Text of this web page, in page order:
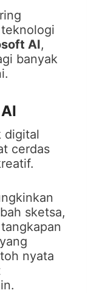
AI,
banyak
digital
cerdas
sketsa,
nyata